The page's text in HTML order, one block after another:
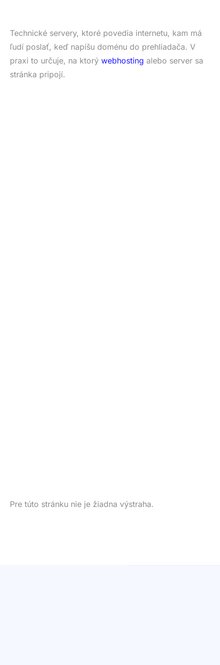
Technické servery, ktoré povedia internetu, kam má
ľudí poslať, keď napíšu doménu do prehliadača. V
praxi to určuje, na ktorý webhosting alebo server sa
stránka pripojí.
Pre túto stránku nie je žiadna výstraha.